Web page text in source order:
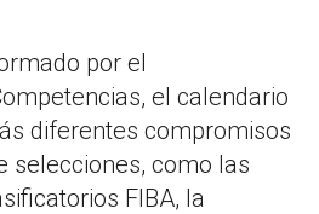
por el
el calendario
diferentes compromisos
selecciones, como las
FIBA, la